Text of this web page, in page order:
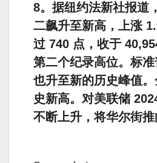
8。据纽约法新社报道
二飙升至新高，上涨
过 740 点，收于
第二个纪录高位。标
也升至新的历史峰值
史新高。对美联储
不断上升，将华尔街推